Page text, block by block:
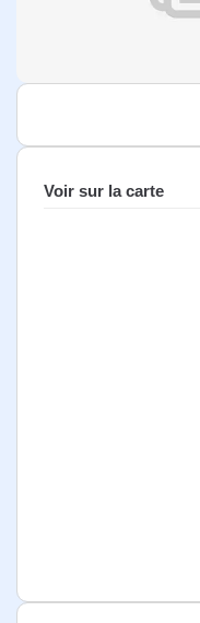
Voir sur la carte